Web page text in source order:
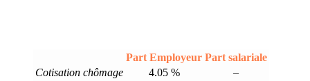
Part Employeur Part salariale
Cotisation chômage
4.05 %
–